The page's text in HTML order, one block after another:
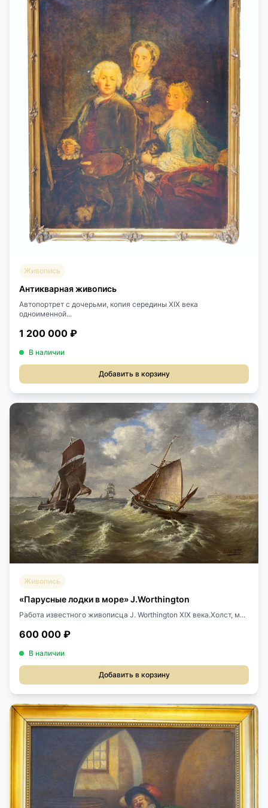
Живопись
Антикварная живопись
Автопортрет с дочерьми, копия середины ХIХ века
одноименной...
1 200 000 ₽
В наличии
Добавить в корзину
Живопись
«Парусные лодки в море» J.Worthington
Работа известного живописца J. Worthington XIX века.Холст, м...
600 000 ₽
В наличии
Добавить в корзину